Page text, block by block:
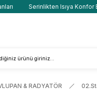
Serinlikten Isıya Konfor
& RADYATÖR